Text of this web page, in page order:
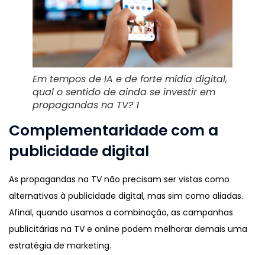
Em tempos de IA e de forte mídia digital,
qual o sentido de ainda se investir em
propagandas na TV? 1
Complementaridade com a
publicidade digital
As propagandas na TV não precisam ser vistas como
alternativas à publicidade digital, mas sim como aliadas.
Afinal, quando usamos a combinação, as campanhas
publicitárias na TV e online podem melhorar demais uma
estratégia de marketing.